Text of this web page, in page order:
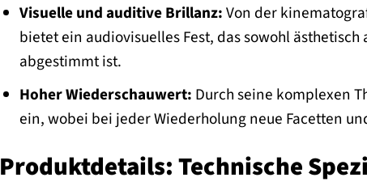
Visuelle und auditive Brillanz:Von der
bietet ein audiovisuelles Fest, das sowohl
abgestimmt ist.
Hoher Wiederschauwert: Durch seine komplexen
ein, wobei bei jeder Wiederholung neue Facetten
Produktdetails: Technische